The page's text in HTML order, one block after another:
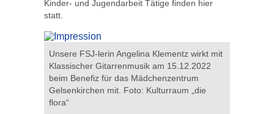
Kinder- und Jugendarbeit Tätige finden hier
statt.
Unsere FSJ-lerin Angelina Klementz wirkt mit
Klassischer Gitarrenmusik am 15.12.2022
beim Benefiz für das Mädchenzentrum
Gelsenkirchen mit. Foto: Kulturraum „die
flora“